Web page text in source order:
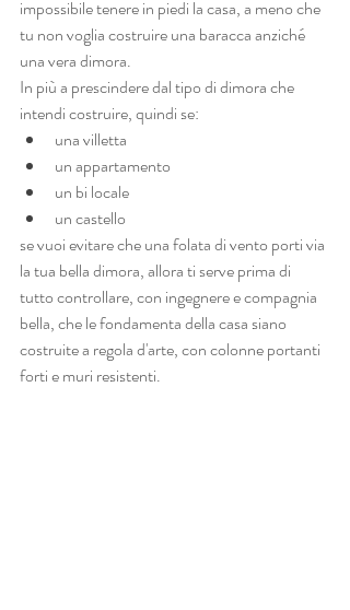
impossibile tenere in piedi la casa, a meno che
tu non voglia costruire una baracca anziché
una vera dimora.
In più a prescindere dal tipo di dimora che
intendi costruire, quindi se:
una villetta
un appartamento
un bi locale
un castello
se vuoi evitare che una folata di vento porti via
la tua bella dimora, allora ti serve prima di
tutto controllare, con ingegnere e compagnia
bella, che le fondamenta della casa siano
costruite a regola d'arte, con colonne portanti
forti e muri resistenti.